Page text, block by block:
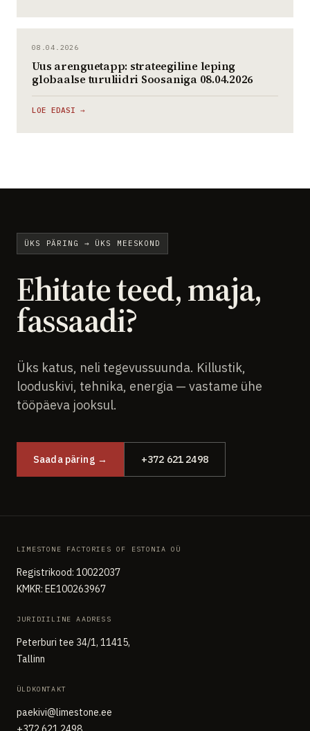
08.04.2026
Uus arenguetapp: strateegiline leping
globaalse turuliidri Soosaniga 08.04.2026
LOE EDASI →
ÜKS PÄRING → ÜKS MEESKOND
Ehitate teed, maja,
fassaadi?
Üks katus, neli tegevussuunda. Killustik,
looduskivi, tehnika, energia — vastame ühe
tööpäeva jooksul.
Saada päring → +372 621 2498
LIMESTONE FACTORIES OF ESTONIA OÜ
Registrikood: 10022037
KMKR: EE100263967
JURIDIILINE AADRESS
Peterburi tee 34/1, 11415,
Tallinn
ÜLDKONTAKT
paekivi@limestone.ee